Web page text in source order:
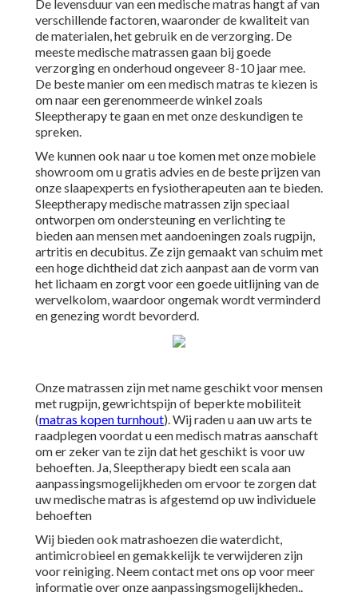
De levensduur van een medische matras hangt af van
verschillende factoren, waaronder de kwaliteit van
de materialen, het gebruik en de verzorging. De
meeste medische matrassen gaan bij goede
verzorging en onderhoud ongeveer 8-10 jaar mee.
De beste manier om een medisch matras te kiezen is
om naar een gerenommeerde winkel zoals
Sleeptherapy te gaan en met onze deskundigen te
spreken.
We kunnen ook naar u toe komen met onze mobiele
showroom om u gratis advies en de beste prijzen van
onze slaapexperts en fysiotherapeuten aan te bieden.
Sleeptherapy medische matrassen zijn speciaal
ontworpen om ondersteuning en verlichting te
bieden aan mensen met aandoeningen zoals rugpijn,
artritis en decubitus. Ze zijn gemaakt van schuim met
een hoge dichtheid dat zich aanpast aan de vorm van
het lichaam en zorgt voor een goede uitlijning van de
wervelkolom, waardoor ongemak wordt verminderd
en genezing wordt bevorderd.
Onze matrassen zijn met name geschikt voor mensen
met rugpijn, gewrichtspijn of beperkte mobiliteit
(matras kopen turnhout). Wij raden u aan uw arts te
raadplegen voordat u een medisch matras aanschaft
om er zeker van te zijn dat het geschikt is voor uw
behoeften. Ja, Sleeptherapy biedt een scala aan
aanpassingsmogelijkheden om ervoor te zorgen dat
uw medische matras is afgestemd op uw individuele
behoeften
Wij bieden ook matrashoezen die waterdicht,
antimicrobieel en gemakkelijk te verwijderen zijn
voor reiniging. Neem contact met ons op voor meer
informatie over onze aanpassingsmogelijkheden..